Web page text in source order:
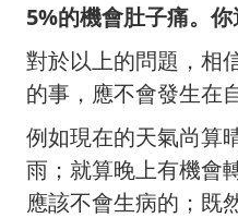
5%的機會肚子痛。
對於以上的問題，相
的事，應不會發生在
例如現在的天氣尚算
雨；就算晚上有機會
應該不會生病的；既